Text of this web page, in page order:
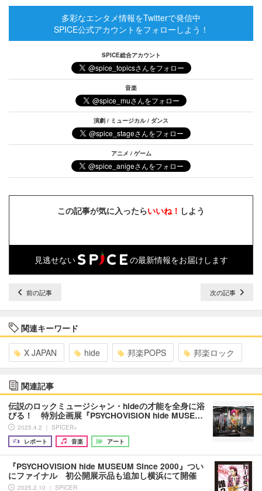
多彩なエンタメ情報をTwitterで発信中
SPICE公式アカウントをフォローしよう！
SPICE総合アカウント
音楽
演劇 / ミュージカル / ダンス
アニメ / ゲーム
この記事が気に入ったらいいね！ しよう
見逃せない の最新情報をお届けします
前の記事 次の記事
関連キーワード
X JAPAN hide 邦楽POPS 邦楽ロック
関連記事
伝説のロックミュージシャン・hideの才能を全身に浴
びる！ 特別企画展『PSYCHOVISION hide MUSE…
2025.4.2 ｜ SPICER+
レポート
音楽 アート
『PSYCHOVISION hide MUSEUM Since 2000』つい
にファイナル 初公開展示品も追加し横浜にて開催
2025.2.10 ｜ SPICER